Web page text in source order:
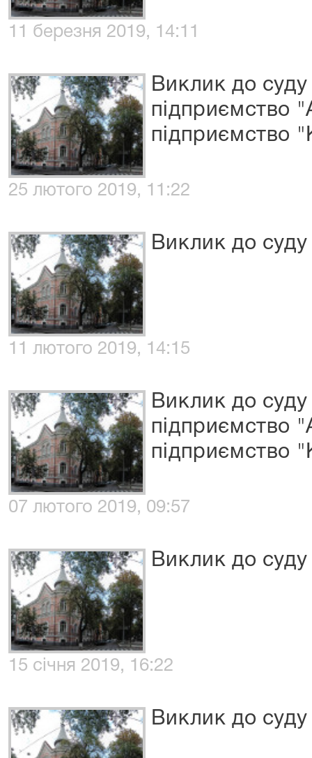
11 березня 2019, 14:11
Виклик до
підприємство
підприємство
25 лютого 2019, 11:22
Виклик до
11 лютого 2019, 14:15
Виклик до
підприємство
підприємство
07 лютого 2019, 09:57
Виклик до
15 січня 2019, 16:22
Виклик до